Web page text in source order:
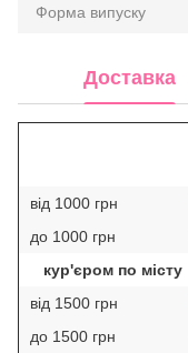
Форма випуску
Доставка
від 1000 грн
до 1000 грн
кур'єром по місту
від 1500 грн
до 1500 грн